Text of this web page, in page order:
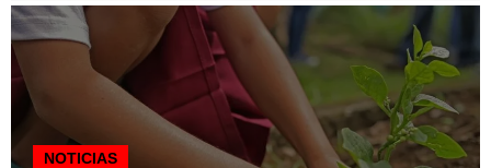
NOTICIAS